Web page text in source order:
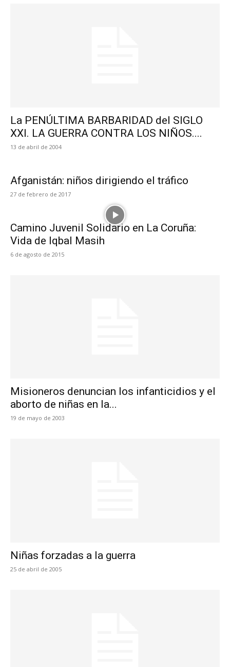
La PENÚLTIMA BARBARIDAD del SIGLO
XXI. LA GUERRA CONTRA LOS NIÑOS....
13 de abril de 2004
Afganistán: niños dirigiendo el tráfico
27 de febrero de 2017
Camino Juvenil Solidario en La Coruña:
Vida de Iqbal Masih
6 de agosto de 2015
Misioneros denuncian los infanticidios y el
aborto de niñas en la...
19 de mayo de 2003
Niñas forzadas a la guerra
25 de abril de 2005